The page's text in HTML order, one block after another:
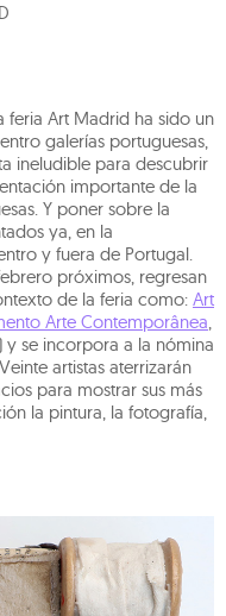
feria Art Madrid ha sido un
galerías portuguesas,
ineludible para descubrir
importante de la
Y poner sobre la
ya, en la
y fuera de Portugal.
próximos, regresan
de la feria como: Art
Arte Contemporânea,
y se incorpora a la nómina
artistas aterrizarán
para mostrar sus más
la pintura, la fotografía,